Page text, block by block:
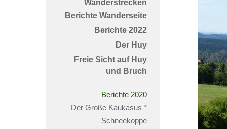
Wanderstrecken
Berichte Wanderseite
Berichte 2022
Der Huy
Freie Sicht auf Huy
und Bruch
Berichte 2020
Der Große Kaukasus *
Schneekoppe